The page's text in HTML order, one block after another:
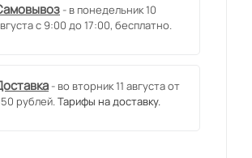
- в понедельник 10
с 9:00 до 17:00, бесплатно.
- во вторник 11 августа от
рублей.Тарифы на доставку.